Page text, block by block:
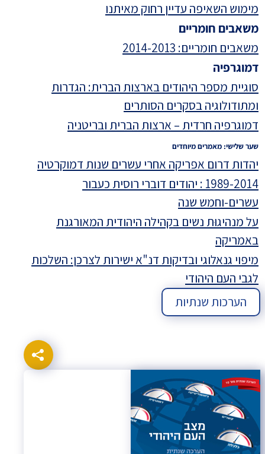
הערכות שנתיות
מימוש השאיפה עדיין רחוק מאיתנו
משאבים חומריים
משאבים חומריים: 2014-2013
דמוגרפיה
סוגיית מספר היהודים בארצות הברית: הגדרות
ומתודולוגיה בסקרים הסותרים
דמוגרפיה חרדית – ארצות הברית ובריטניה
שער שלישי: מאמרים מיוחדים
יהדות דרום אפריקה אחרי עשרים שנות דמוקרטיה
1989-2014 : יהודים דוברי רוסית כעבור
עשרים-וחמש שנה
על מנהיגוּת נשים בקהילה היהודית המאורגנת
באמריקה
מיפוי גנאלוגי ובדיקות דנ"א ישירות לצרכן: השלכות
לגבי העם היהודי